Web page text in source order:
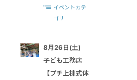
イベントカテ
ゴリ
8月26日(土)
子ども工務店
【プチ上棟式体